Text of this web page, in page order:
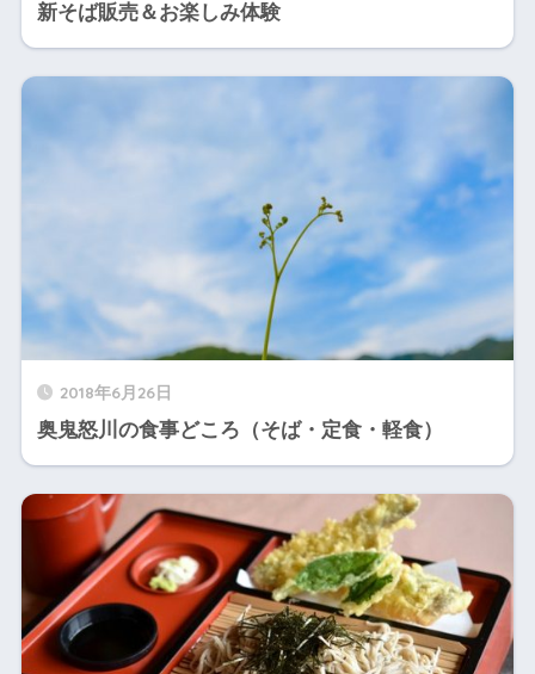
新そば販売＆お楽しみ体験
2018年6月26日
奥鬼怒川の食事どころ（そば・定食・軽食）